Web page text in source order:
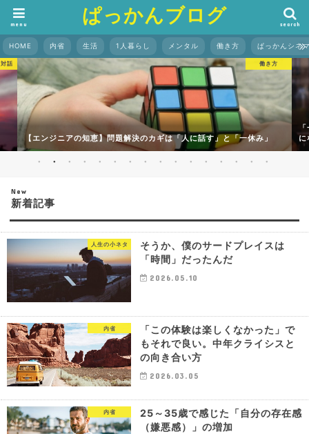
ぱっかんブログ search
menu
HOME 内省 生活 1人暮らし メンタル 働き方 ぱっかんシネ
話 働き方
【エンジニアの知恵】問題解決のカギは「人に話す」と「一休み」
に
New
新着記事
人生の小ネタ
そうか、僕のサードプレイスは
「時間」だったんだ
2026.05.10
内省
「この体験は楽しくなかった」で
もそれで良い。中年クライシスと
の向き合い方
2026.03.05
内省
25～35歳で感じた「自分の存在感
（嫌悪感）」の増加